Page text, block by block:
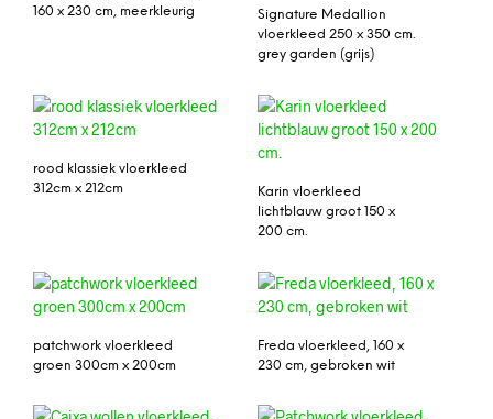
160 x 230 cm, meerkleurig
Signature Medallion
vloerkleed 250 x 350 cm.
grey garden (grijs)
rood klassiek vloerkleed
312cm x 212cm
Karin vloerkleed
lichtblauw groot 150 x
200 cm.
patchwork vloerkleed
groen 300cm x 200cm
Freda vloerkleed, 160 x
230 cm, gebroken wit